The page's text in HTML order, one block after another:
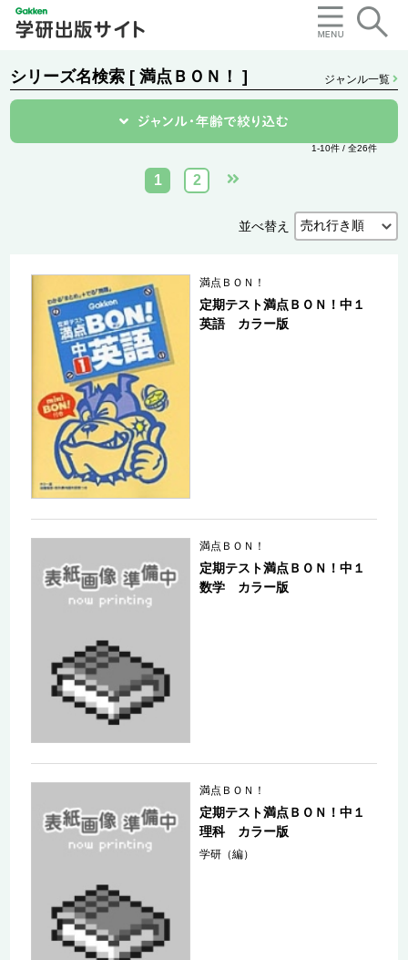
シリーズ名検索 [ 満点ＢＯＮ！ ] ジャンル一覧
1-10件 / 全26件
1 2
並べ替え
満点ＢＯＮ！
定期テスト満点ＢＯＮ！中１
英語 カラー版
満点ＢＯＮ！
定期テスト満点ＢＯＮ！中１
数学 カラー版
満点ＢＯＮ！
定期テスト満点ＢＯＮ！中１
理科 カラー版
学研（編）